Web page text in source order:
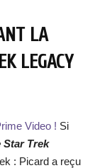
LA
LEGACY
Video ! Si
Star Trek
: Picard a reçu